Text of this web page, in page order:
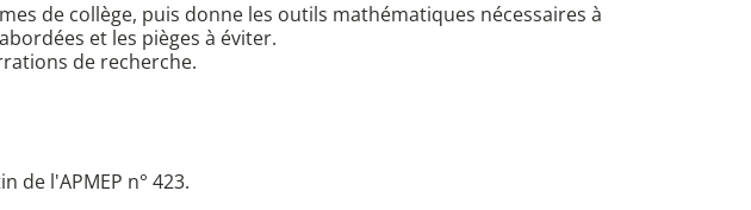
de collège, puis donne les outils mathématiques nécessaires à
et les pièges à éviter.
de recherche.
l'APMEP n° 423.